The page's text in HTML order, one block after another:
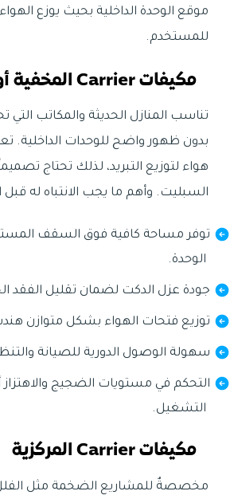
موقع الوحدة الداخلية بحيث يوزع
للمستخدم.
مكيفات Carrier المخفية أو الدكت
تناسب المنازل الحديثة والمكاتب التي
بدون ظهور واضح للوحدات الداخلية.
هواء لتوزيع التبريد، لذلك تحتاج
السبليت. وأهم ما يجب الانتباه له قبل
توفر مساحة كافية فوق السقف
الوحدة.
جودة عزل الدكت لضمان تقليل الفقد
توزيع فتحات الهواء بشكل متوازن
سهولة الوصول الدورية للصيانة
التحكم في مستويات الضجيج والاهتزاز
التشغيل.
مكيفات Carrier المركزية
مخصصةٌ للمشاريع الضخمة مثل الفلل